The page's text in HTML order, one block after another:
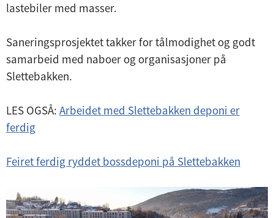
lastebiler med masser.
Saneringsprosjektet takker for tålmodighet og godt
samarbeid med naboer og organisasjoner på
Slettebakken.
LES OGSÅ: Arbeidet med Slettebakken deponi er
ferdig
Feiret ferdig ryddet bossdeponi på Slettebakken